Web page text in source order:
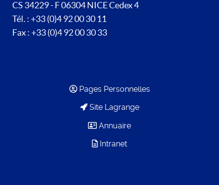
CS 34229 - F 06304 NICE Cedex 4
Tél. : +33 (0)4 92 00 30 11
Fax : +33 (0)4 92 00 30 33
Pages Personnelles
Site Lagrange
Annuaire
Intranet